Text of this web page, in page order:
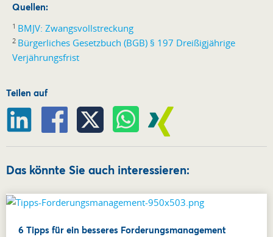
Quellen:
1 BMJV: Zwangsvollstreckung
2 Bürgerliches Gesetzbuch (BGB) § 197 Dreißigjährige
Verjährungsfrist
Teilen auf
Das könnte Sie auch interessieren:
6 Tipps für ein besseres Forderungsmanagement